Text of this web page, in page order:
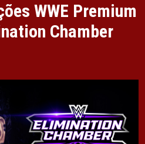
WWE Premium
Chamber